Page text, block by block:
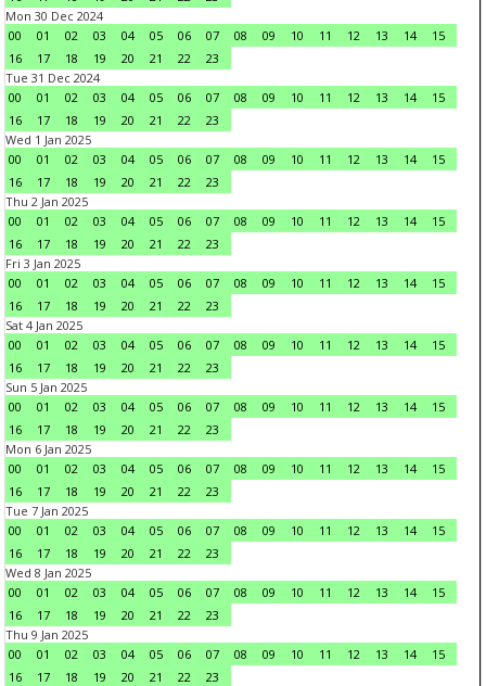
Mon 30 Dec 2024
00
01 02 03 04 05 06 07 08 09 10 11 12 13 14
15
16
17 18 19 20 21 22
23
Tue 31 Dec 2024
00
01 02 03 04 05 06 07 08 09 10 11 12 13 14
15
16
17 18 19 20 21 22
23
Wed 1 Jan 2025
00
01 02 03 04 05 06 07 08 09 10 11 12 13 14
15
16
17 18 19 20 21 22
23
Thu 2 Jan 2025
00
01 02 03 04 05 06 07 08 09 10 11 12 13 14
15
16
17 18 19 20 21 22
23
Fri 3 Jan 2025
00
01 02 03 04 05 06 07 08 09 10 11 12 13 14
15
16
17 18 19 20 21 22
23
Sat 4 Jan 2025
00
01 02 03 04 05 06 07 08 09 10 11 12 13 14
15
16
17 18 19 20 21 22
23
Sun 5 Jan 2025
00
01 02 03 04 05 06 07 08 09 10 11 12 13 14
15
16
17 18 19 20 21 22
23
Mon 6 Jan 2025
00
01 02 03 04 05 06 07 08 09 10 11 12 13 14
15
16
17 18 19 20 21 22
23
Tue 7 Jan 2025
00
01 02 03 04 05 06 07 08 09 10 11 12 13 14
15
16
17 18 19 20 21 22
23
Wed 8 Jan 2025
00
01 02 03 04 05 06 07 08 09 10 11 12 13 14
15
16
17 18 19 20 21 22
23
Thu 9 Jan 2025
00
01 02 03 04 05 06 07 08 09 10 11 12 13 14
15
16
17 18 19 20 21 22
23